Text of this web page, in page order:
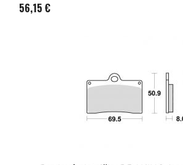
56,15 €